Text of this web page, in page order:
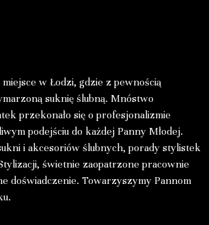
w Łodzi, gdzie z pewnością
suknię ślubną. Mnóstwo
przekonało się o profesjonalizmie
podejściu do każdej Panny Młodej.
i akcesoriów ślubnych, porady stylistek
świetnie zaopatrzone pracownie
doświadczenie. Towarzyszymy Pannom